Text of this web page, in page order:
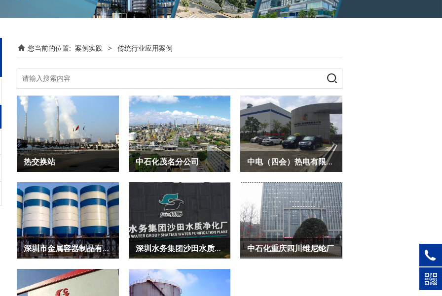
您当前的位置: 案例实践 > 传统行业应用案例
热交换站 中石化茂名分公司 中电（四会）热电有限责任公司
深圳市金属容器制品有限责任公司 深圳水务集团沙田水质净化厂 中石化重庆四川维尼纶厂